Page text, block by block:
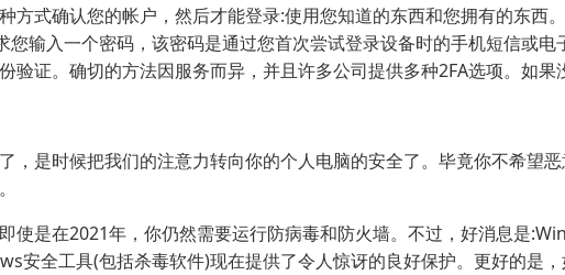
方式确认您的帐户，然后才能登录:使用您知道的东西和您拥有的东西
您输入一个密码，该密码是通过您首次尝试登录设备时的手机短信或
验证。确切的方法因服务而异，并且许多公司提供多种2FA选项。如
，是时候把我们的注意力转向你的个人电脑的安全了。毕竟你不希望
使是在2021年，你仍然需要运行防病毒和防火墙。不过，好消息是
安全工具(包括杀毒软件)现在提供了令人惊讶的良好保护。更好的是